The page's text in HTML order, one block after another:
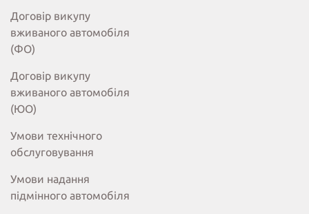
Договір викупу
вживаного автомобіля
(ФО)
Договір викупу
вживаного автомобіля
(ЮО)
Умови технічного
обслуговування
Умови надання
підмінного автомобіля